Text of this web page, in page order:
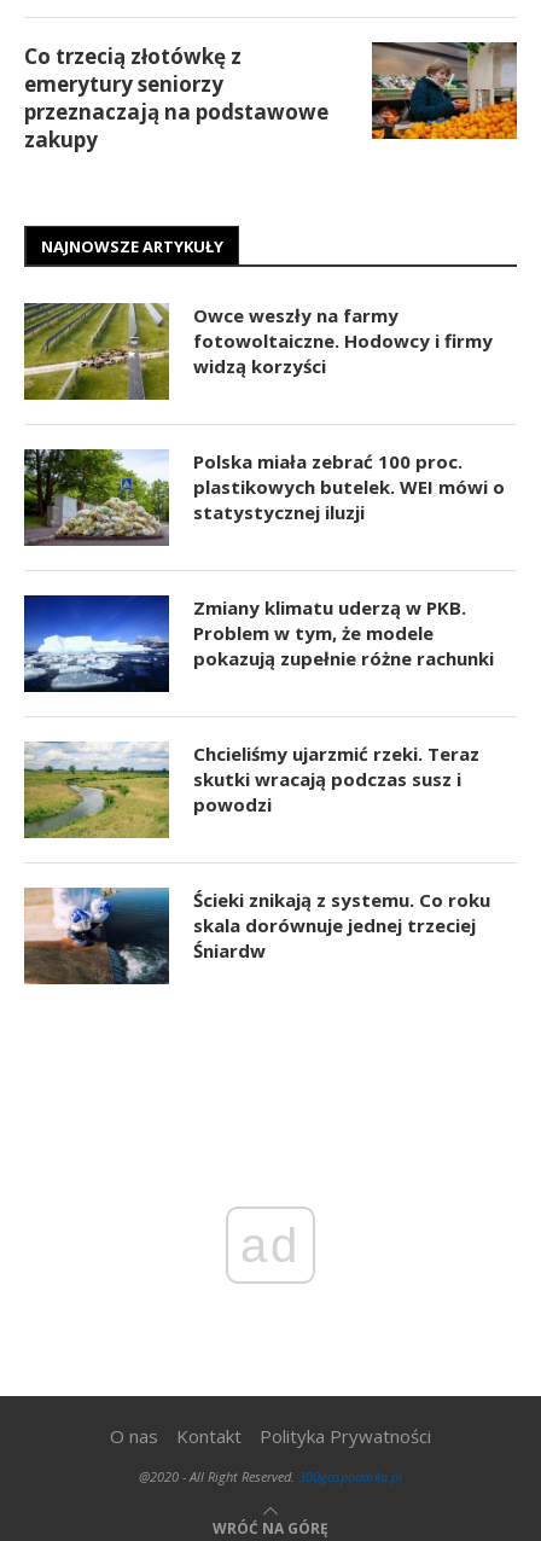
Co trzecią złotówkę z
emerytury seniorzy
przeznaczają na podstawowe
zakupy
NAJNOWSZE ARTYKUŁY
Owce weszły na farmy
fotowoltaiczne. Hodowcy i firmy
widzą korzyści
Polska miała zebrać 100 proc.
plastikowych butelek. WEI mówi o
statystycznej iluzji
Zmiany klimatu uderzą w PKB.
Problem w tym, że modele
pokazują zupełnie różne rachunki
Chcieliśmy ujarzmić rzeki. Teraz
skutki wracają podczas susz i
powodzi
Ścieki znikają z systemu. Co roku
skala dorównuje jednej trzeciej
Śniardw
ad
O nas Kontakt Polityka Prywatności
@2020 - All Right Reserved. 300gospodarka.pl
WRÓĆ NA GÓRĘ